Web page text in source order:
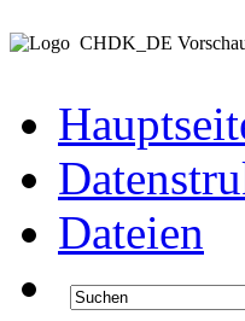
CHDK_DE
Dateien